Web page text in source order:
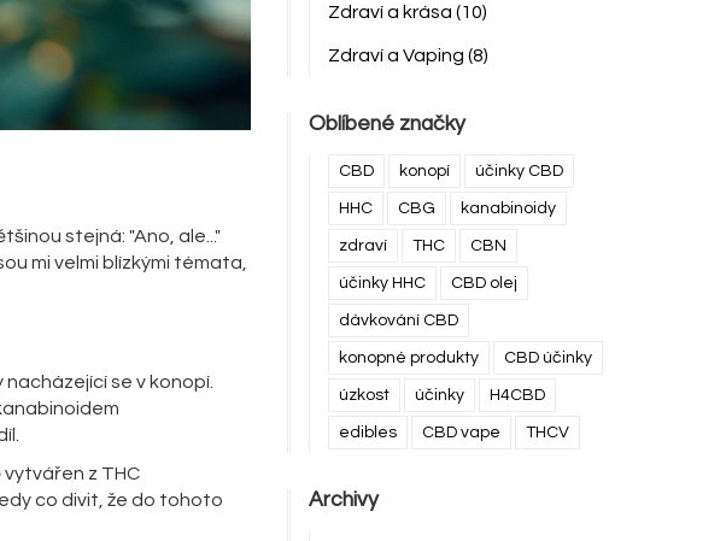
stejná: "Ano, ale..."
mi velmi blízkými témata,
nacházející se v konopí.
z THC
co divit, že do tohoto
Zdraví a krása (10)
Zdraví a Vaping (8)
Oblíbené značky
CBD konopí účinky CBD
HHC CBG kanabinoidy
zdraví THC CBN
účinky HHC CBD olej
dávkování CBD
konopné produkty CBD účinky
úzkost účinky H4CBD
edibles CBD vape THCV
Archivy